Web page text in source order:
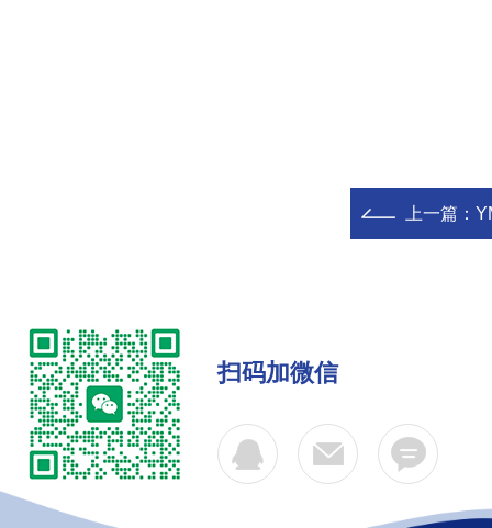
上一篇：
扫码加微信